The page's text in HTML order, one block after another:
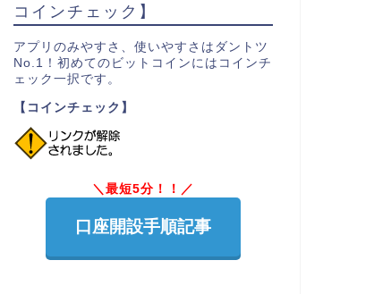
コインチェック】
アプリのみやすさ、使いやすさはダントツ
No.1！初めてのビットコインにはコインチ
ェック一択です。
【コインチェック】
＼最短5分！！／
口座開設手順記事